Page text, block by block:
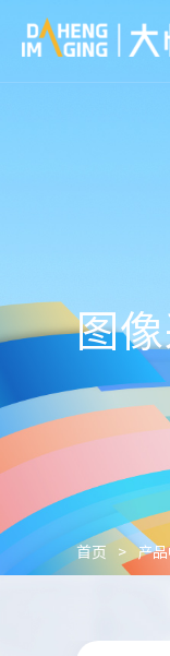
图
首页 > 产